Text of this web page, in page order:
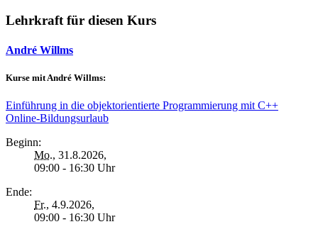
Lehrkraft für diesen Kurs
André Willms
Kurse mit André Willms:
Einführung in die objektorientierte Programmierung mit C++
Online-Bildungsurlaub
Beginn:
Mo., 31.8.2026,
09:00 - 16:30 Uhr
Ende:
Fr., 4.9.2026,
09:00 - 16:30 Uhr